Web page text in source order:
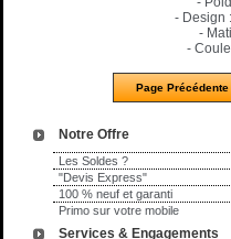
Notre Offre
Les Soldes ?
"Devis Express"
100 % neuf et garanti
Primo sur votre mobile
Services & Engagements
- Design
-
-